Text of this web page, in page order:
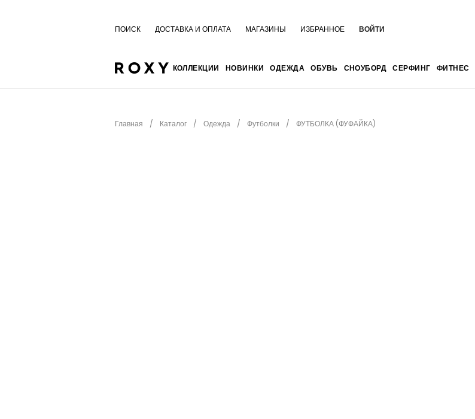
ПОИСК ДОСТАВКА И ОПЛАТА МАГАЗИНЫ ИЗБРАННОЕ ВОЙТИ
КОЛЛЕКЦИИ НОВИНКИ ОДЕЖДА ОБУВЬ СНОУБОРД СЕРФИНГ ФИТНЕС
Главная Каталог Одежда Футболки ФУТБОЛКА (ФУФАЙКА)